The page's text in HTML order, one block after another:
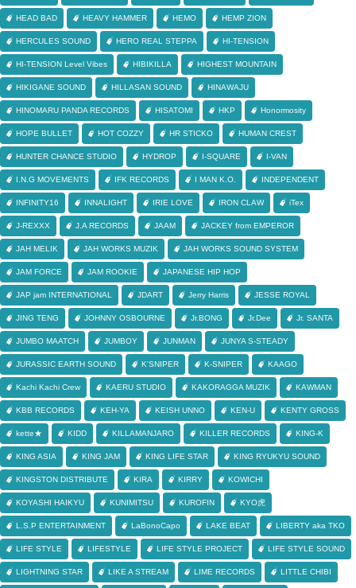
HEAD BAD HEAVY HAMMER HEMO HEMP ZION
HERCULES SOUND HERO REAL STEPPA HI-TENSION
HI-TENSION Level Vibes HIBIKILLA HIGHEST MOUNTAIN
HIKIGANE SOUND HILLASAN SOUND HINAWAJU
HINOMARU PANDA RECORDS HISATOMI HKP Honormosity
HOPE BULLET HOT COZZY HR STICKO HUMAN CREST
HUNTER CHANCE STUDIO HYDROP I-SQUARE I-VAN
I.N.G MOVEMENTS IFK RECORDS I MAN K.O. INDEPENDENT
INFINITY16 INNALIGHT IRIE LOVE IRON CLAW iTex
J-REXXX J.A RECORDS JAAM JACKEY from EMPEROR
JAH MELIK JAH WORKS MUZIK JAH WORKS SOUND SYSTEM
JAM FORCE JAM ROOKIE JAPANESE HIP HOP
JAP jam INTERNATIONAL JDART Jerry Harris JESSE ROYAL
JING TENG JOHNNY OSBOURNE Jr.BONG Jr.Dee Jr. SANTA
JUMBO MAATCH JUMBOY JUNMAN JUNYA S-STEADY
JURASSIC EARTH SOUND K'SNIPER K-SNIPER KAAGO
Kachi Kachi Crew KAERU STUDIO KAKORAGGA MUZIK KAWMAN
KBB RECORDS KEH-YA KEISH UNNO KEN-U KENTY GROSS
kette★ KIDD KILLAMANJARO KILLER RECORDS KING-K
KING ASIA KING JAM KING LIFE STAR KING RYUKYU SOUND
KINGSTON DISTRIBUTE KIRA KIRRY KOWICHI
KOYASHI HAIKYU KUNIMITSU KUROFIN KYO虎
L.S.P ENTERTAINMENT LaBonoCapo LAKE BEAT LIBERTY aka TKO
LIFE STYLE LIFESTYLE LIFE STYLE PROJECT LIFE STYLE SOUND
LIGHTNING STAR LIKE A STREAM LIME RECORDS LITTLE CHIBI